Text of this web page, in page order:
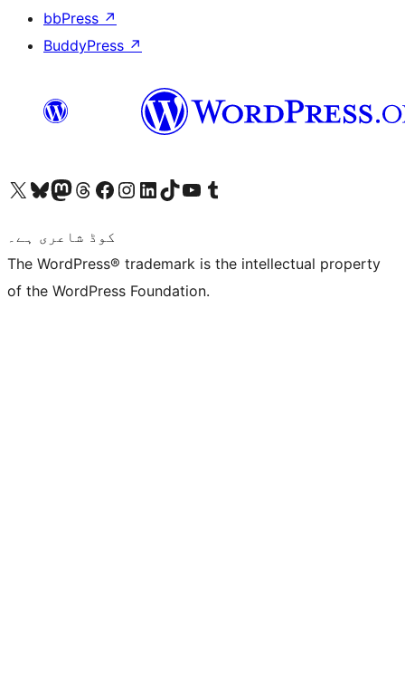
bbPress ↗
BuddyPress ↗
Visit our X (formerly Twitter) account
ہمارے بلیواسکائی اکاؤنٹ پر جائیں
Visit our Mastodon account
ہمارے ٹھریڈز اکاؤنٹ پر جائیں
Visit our Facebook page
Visit our Instagram account
Visit our LinkedIn account
ہمارے ٹک ٹاک اکاؤنٹ پر جائیں
Visit our YouTube channel
ہمارے ٹمبلر اکاؤنٹ پر جائیں
کوڈ شاعری ہے۔
The WordPress® trademark is the intellectual property
of the WordPress Foundation.